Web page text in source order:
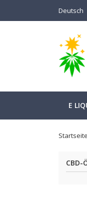
Deutsch
E
Startseite
CBD-